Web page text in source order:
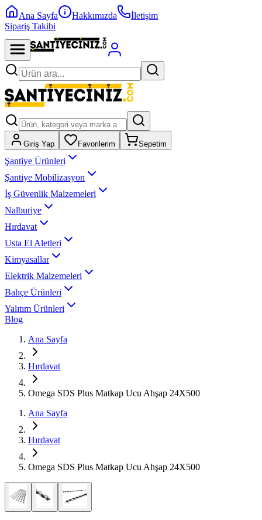
Ana Sayfa Hakkımızda
İletişim
Sipariş Takibi
Giriş Yap Favorilerim Sepetim
Şantiye Ürünleri
Şantiye Mobilizasyon
İş Güvenlik Malzemeleri
Nalburiye
Hırdavat
Usta El Aletleri
Kimyasallar
Elektrik Malzemeleri
Bahçe Ürünleri
Yalıtım Ürünleri
Blog
Ana Sayfa
Hırdavat
Omega SDS Plus Matkap Ucu Ahşap 24X500
Ana Sayfa
Hırdavat
Omega SDS Plus Matkap Ucu Ahşap 24X500